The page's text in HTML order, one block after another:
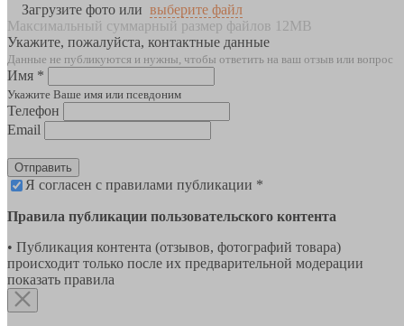
Загрузите фото или выберите файл
Максимальный суммарный размер файлов 12MB
Укажите, пожалуйста, контактные данные
Данные не публикуются и нужны, чтобы ответить на ваш отзыв или вопрос
Имя *
Укажите Ваше имя или псевдоним
Телефон
Email
Отправить
Я согласен с правилами публикации *
Правила публикации пользовательского контента
• Публикация контента (отзывов, фотографий товара)
происходит только после их предварительной модерации
показать правила